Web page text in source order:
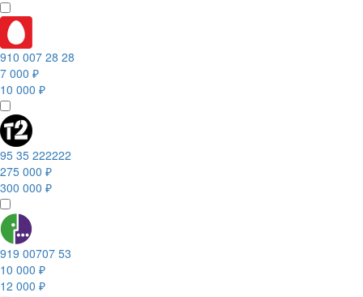
910 007 28 28
7 000 ₽
10 000 ₽
95 35 222222
275 000 ₽
300 000 ₽
919 00707 53
10 000 ₽
12 000 ₽